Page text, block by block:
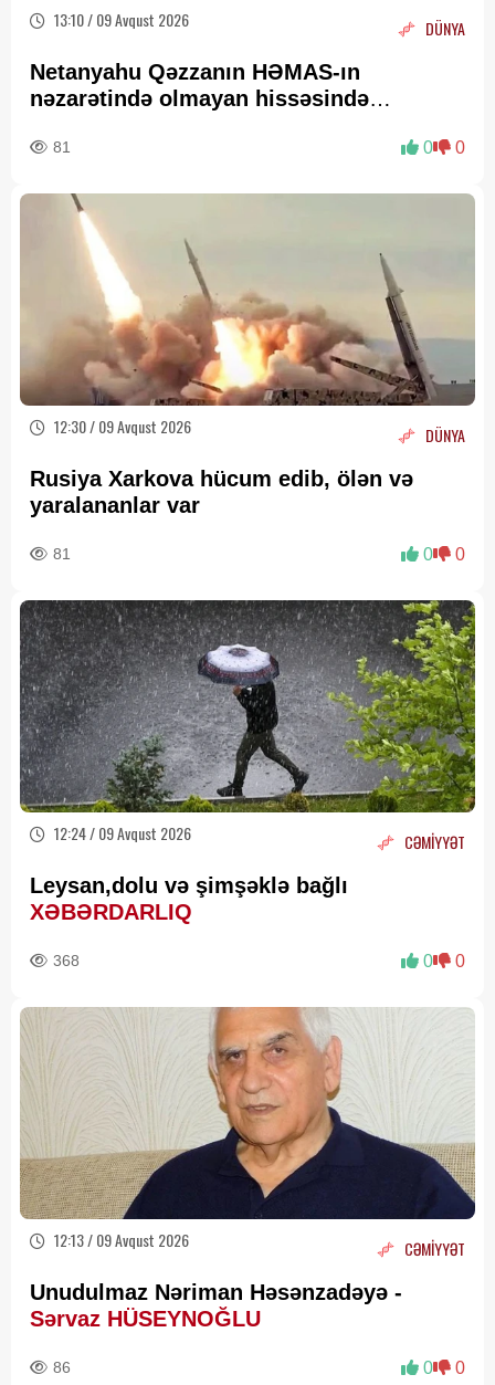
13:10 / 09 Avqust 2026 DÜNYA
Netanyahu Qəzzanın HƏMAS-ın
nəzarətində olmayan hissəsində
81 0 0
12:30 / 09 Avqust 2026 DÜNYA
Rusiya Xarkova hücum edib, ölən və
yaralananlar var
81 0 0
12:24 / 09 Avqust 2026 CƏMİYYƏT
Leysan,dolu və şimşəklə bağlı
XƏBƏRDARLIQ
368 0 0
12:13 / 09 Avqust 2026 CƏMİYYƏT
Unudulmaz Nəriman Həsənzadəyə -
Sərvaz HÜSEYNOĞLU
86 0 0